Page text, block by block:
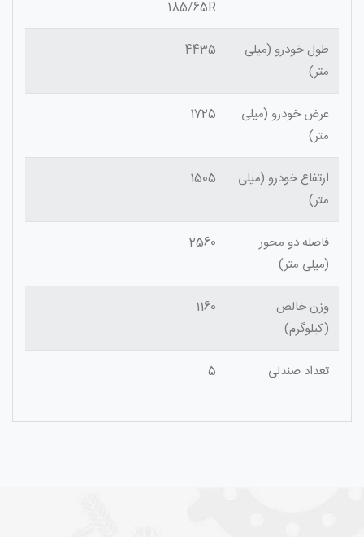
185/65R
طول خودرو (میلی
متر)
4435
عرض خودرو (میلی
متر)
1725
ارتفاع خودرو (میلی
متر)
1505
فاصله دو محور
(میلی متر)
2560
وزن خالص
(کیلوگرم)
1160
تعداد صندلی 5